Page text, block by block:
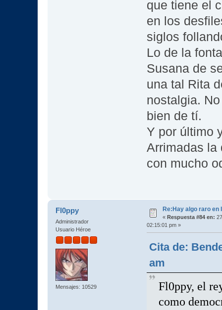
que tiene el
en los
siglos
Lo de la
Susana de
una tal Rita
nostalgia.
bien de tí.
Y por último
Arrimadas la
con mucho
Fl0ppy
Administrador
Usuario Héroe
Mensajes: 10529
Re:Hay algo raro en
« Respuesta #84 en:
02:15:01 pm »
Cita de:
am
Fl0ppy, el
como